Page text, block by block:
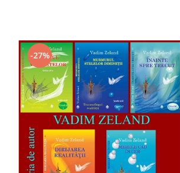
-27%